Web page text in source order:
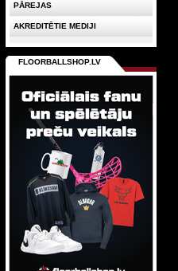
PĀREJAS
AKREDITĒTIE MEDIJI
FLOORBALLSHOP.LV